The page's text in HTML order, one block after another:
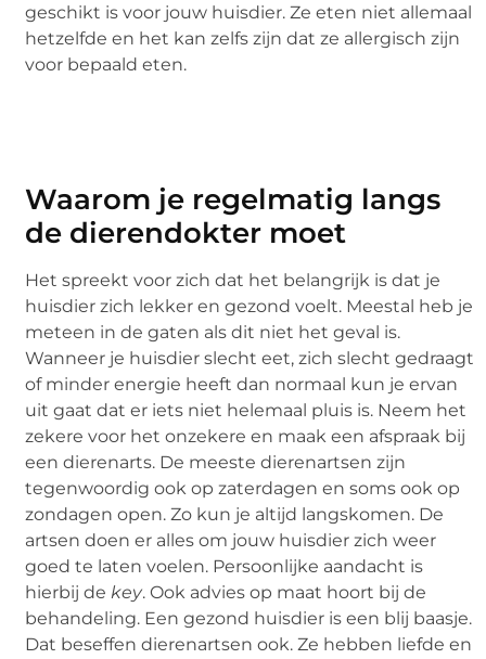
geschikt is voor jouw huisdier. Ze eten niet allemaal
hetzelfde en het kan zelfs zijn dat ze allergisch zijn
voor bepaald eten.
Waarom je regelmatig langs
de dierendokter moet
Het spreekt voor zich dat het belangrijk is dat je
huisdier zich lekker en gezond voelt. Meestal heb je
meteen in de gaten als dit niet het geval is.
Wanneer je huisdier slecht eet, zich slecht gedraagt
of minder energie heeft dan normaal kun je ervan
uit gaat dat er iets niet helemaal pluis is. Neem het
zekere voor het onzekere en maak een afspraak bij
een dierenarts. De meeste dierenartsen zijn
tegenwoordig ook op zaterdagen en soms ook op
zondagen open. Zo kun je altijd langskomen. De
artsen doen er alles om jouw huisdier zich weer
goed te laten voelen. Persoonlijke aandacht is
hierbij dekey. Ook advies op maat hoort bij de
behandeling. Een gezond huisdier is een blij baasje.
Dat beseffen dierenartsen ook. Ze hebben liefde en